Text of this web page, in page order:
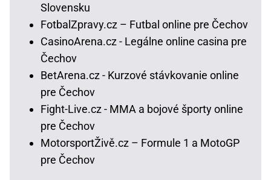
Slovensku
FotbalZpravy.cz – Futbal online pre Čechov
CasinoArena.cz - Legálne online casina pre
Čechov
BetArena.cz - Kurzové stávkovanie online
pre Čechov
Fight-Live.cz - MMA a bojové športy online
pre Čechov
MotorsportŽivě.cz – Formule 1 a MotoGP
pre Čechov